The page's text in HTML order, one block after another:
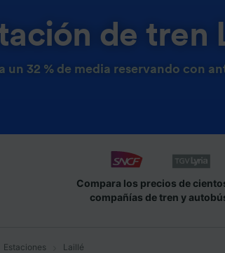
de tren
un 32 % de media reservando con
Compara los precios de
compañías de tren y
Estaciones Laillé